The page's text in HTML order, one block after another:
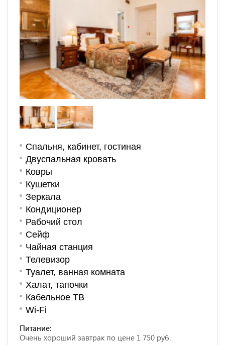
Спальня, кабинет, гостиная
Двуспальная кровать
Ковры
Кушетки
Зеркала
Кондиционер
Рабочий стол
Сейф
Чайная станция
Телевизор
Туалет, ванная комната
Халат, тапочки
Кабельное ТВ
Wi-Fi
Питание:
Очень хороший завтрак по цене 1 750 руб.